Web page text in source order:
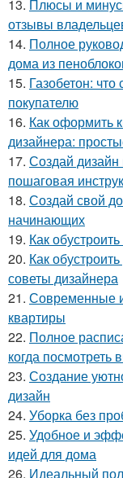
13. Плюсы и
отзывы
14. Полное
дома из
15. Газобетон:
покупателю
16. Как оформить
дизайнера:
17. Создай дизайн
пошаговая
18. Создай свой
начинающих
19. Как
20. Как
советы дизайнера
21. Современные
квартиры
22. Полное
когда посмотреть
23. Создание
дизайн
24. Уборка без
25. Удобное и
идей для дома
26. Идеальный